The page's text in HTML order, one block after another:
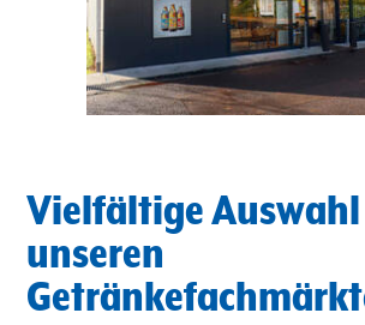
Vielfältige
unseren